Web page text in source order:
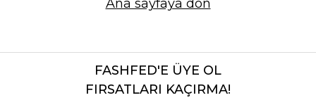
Ana sayfaya dön
FASHFED'E ÜYE OL
FIRSATLARI KAÇIRMA!